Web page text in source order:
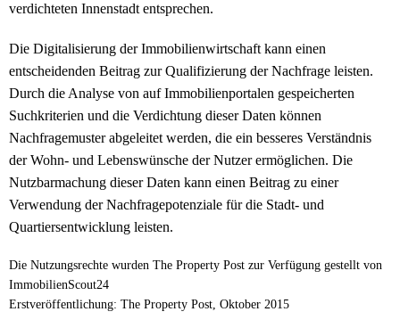
verdichteten Innenstadt entsprechen.
Die Digitalisierung der Immobilienwirtschaft kann einen
entscheidenden Beitrag zur Qualifizierung der Nachfrage leisten.
Durch die Analyse von auf Immobilienportalen gespeicherten
Suchkriterien und die Verdichtung dieser Daten können
Nachfragemuster abgeleitet werden, die ein besseres Verständnis
der Wohn- und Lebenswünsche der Nutzer ermöglichen. Die
Nutzbarmachung dieser Daten kann einen Beitrag zu einer
Verwendung der Nachfragepotenziale für die Stadt- und
Quartiersentwicklung leisten.
Die Nutzungsrechte wurden The Property Post zur Verfügung gestellt von
ImmobilienScout24
Erstveröffentlichung: The Property Post, Oktober 2015